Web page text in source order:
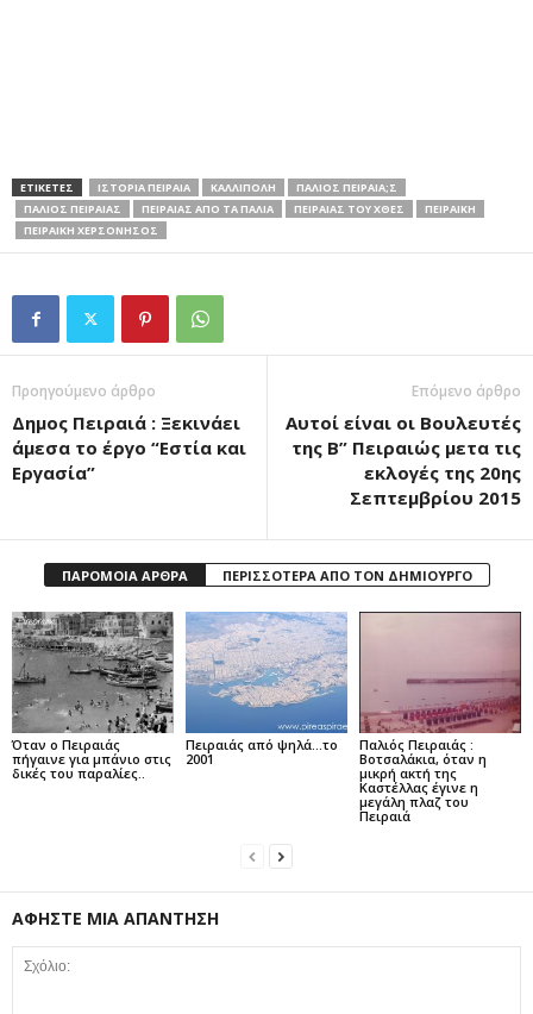
ΕΤΙΚΕΤΕΣ ΙΣΤΟΡΙΑ ΠΕΙΡΑΙΑ ΚΑΛΛΊΠΟΛΗ
ΠΑΛΙΟΣ ΠΕΙΡΑΙΑ;Σ
ΠΑΛΙΟΣ ΠΕΙΡΑΙΑΣ
ΠΕΙΡΑΙΑΣ ΑΠΟ ΤΑ ΠΑΛΙΑ ΠΕΙΡΑΙΑΣ ΤΟΥ ΧΘΕΣ
ΠΕΙΡΑΙΚΗ
ΠΕΙΡΑΙΚΗ ΧΕΡΣΟΝΗΣΟΣ
Προηγούμενο άρθρο
Δημος Πειραιά : Ξεκινάει
άμεσα το έργο “Εστία και
Εργασία”
Επόμενο άρθρο
Αυτοί είναι οι Βουλευτές
της Β” Πειραιώς μετα τις
εκλογές της 20ης
Σεπτεμβρίου 2015
ΠΑΡΟΜΟΙΑ ΑΡΘΡΑ ΠΕΡΙΣΣΟΤΕΡΑ ΑΠΟ ΤΟΝ ΔΗΜΙΟΥΡΓΟ
Όταν ο Πειραιάς
πήγαινε για μπάνιο στις
δικές του παραλίες..
Πειραιάς από ψηλά…το
2001
Παλιός Πειραιάς :
Βοτσαλάκια, όταν η
μικρή ακτή της
Καστέλλας έγινε η
μεγάλη πλαζ του
Πειραιά
ΑΦΗΣΤΕ ΜΙΑ ΑΠΑΝΤΗΣΗ